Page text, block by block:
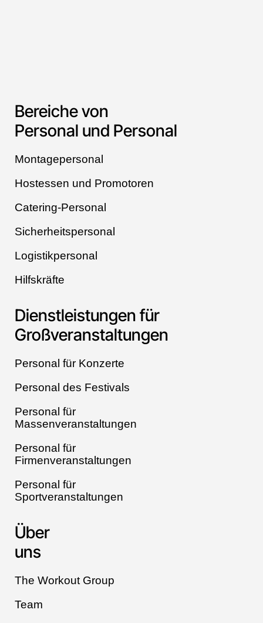
Bereiche von
Personal und Personal
Montagepersonal
Hostessen und Promotoren
Catering-Personal
Sicherheitspersonal
Logistikpersonal
Hilfskräfte
Dienstleistungen für
Großveranstaltungen
Personal für Konzerte
Personal des Festivals
Personal für
Massenveranstaltungen
Personal für
Firmenveranstaltungen
Personal für
Sportveranstaltungen
Über
uns
The Workout Group
Team